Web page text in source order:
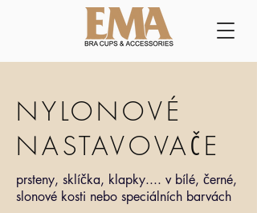
NYLONOVÉ
NASTAVOVAČE
prsteny, sklíčka, klapky.... v bílé, černé,
slonové kosti nebo speciálních barvách